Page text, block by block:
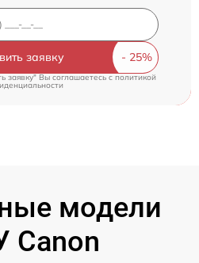
заявку
заявку" Вы соглашаетесь cполитикой
модели